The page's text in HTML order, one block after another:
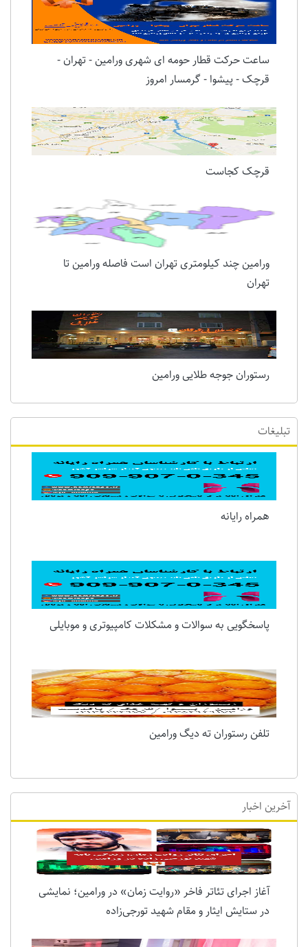
ساعت حرکت قطار حومه ای شهری ورامین - تهران -
قرچک - پیشوا - گرمسار امروز
قرچک کجاست
ورامین چند کیلومتری تهران است فاصله ورامین تا
تهران
رستوران جوجه طلایی ورامین
تبلیغات
همراه رایانه
پاسخگویی به سوالات و مشکلات کامپیوتری و موبایلی
تلفن رستوران ته دیگ ورامین
آخرین اخبار
آغاز اجرای تئاتر فاخر «روایت زمان» در ورامین؛ نمایشی
در ستایش ایثار و مقام شهید تورجی‌زاده